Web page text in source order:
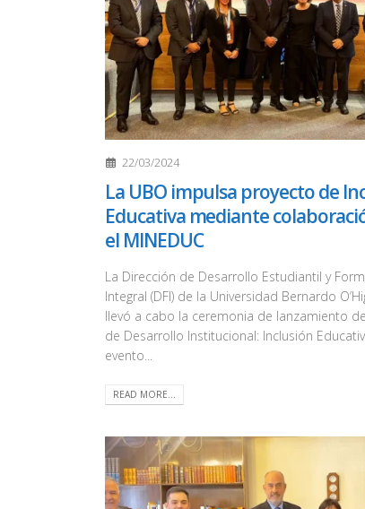
22/03/2024
La UBO impulsa proyecto de
Educativa mediante
el MINEDUC
La Dirección de Desarrollo Estudiantil y
Integral (DFI) de la Universidad Bernardo
llevó a cabo la ceremonia de lanzamiento
de Desarrollo Institucional: Inclusión
evento...
READ MORE...